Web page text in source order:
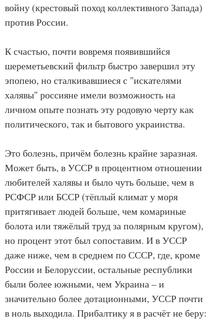
войну (крестовый поход коллективного Запада)
против России.
К счастью, почти вовремя появившийся
шереметьевский фильтр быстро завершил эту
эпопею, но сталкивавшиеся с "искателями
халявы" россияне имели возможность на
личном опыте познать эту родовую черту как
политического, так и бытового украинства.
Это болезнь, причём болезнь крайне заразная.
Может быть, в УССР в процентном отношении
любителей халявы и было чуть больше, чем в
РСФСР или БССР (тёплый климат у моря
притягивает людей больше, чем комариные
болота или тяжёлый труд за полярным кругом),
но процент этот был сопоставим. И в УССР
даже ниже, чем в среднем по СССР, где, кроме
России и Белоруссии, остальные республики
были более южными, чем Украина – и
значительно более дотационными, УССР почти
в ноль выходила. Прибалтику я в расчёт не беру: